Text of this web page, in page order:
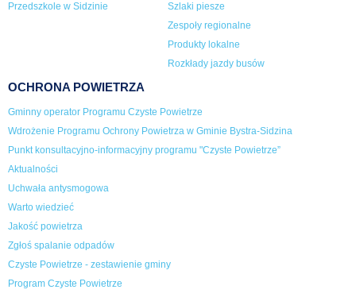
Przedszkole w Sidzinie
Szlaki piesze
Zespoły regionalne
Produkty lokalne
Rozkłady jazdy busów
OCHRONA POWIETRZA
Gminny operator Programu Czyste Powietrze
Wdrożenie Programu Ochrony Powietrza w Gminie Bystra-Sidzina
Punkt konsultacyjno-informacyjny programu "Czyste Powietrze”
Aktualności
Uchwała antysmogowa
Warto wiedzieć
Jakość powietrza
Zgłoś spalanie odpadów
Czyste Powietrze - zestawienie gminy
Program Czyste Powietrze